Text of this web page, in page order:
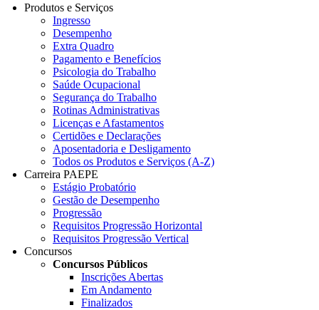
Produtos e Serviços
Ingresso
Desempenho
Extra Quadro
Pagamento e Benefícios
Psicologia do Trabalho
Saúde Ocupacional
Segurança do Trabalho
Rotinas Administrativas
Licenças e Afastamentos
Certidões e Declarações
Aposentadoria e Desligamento
Todos os Produtos e Serviços (A-Z)
Carreira PAEPE
Estágio Probatório
Gestão de Desempenho
Progressão
Requisitos Progressão Horizontal
Requisitos Progressão Vertical
Concursos
Concursos Públicos
Inscrições Abertas
Em Andamento
Finalizados